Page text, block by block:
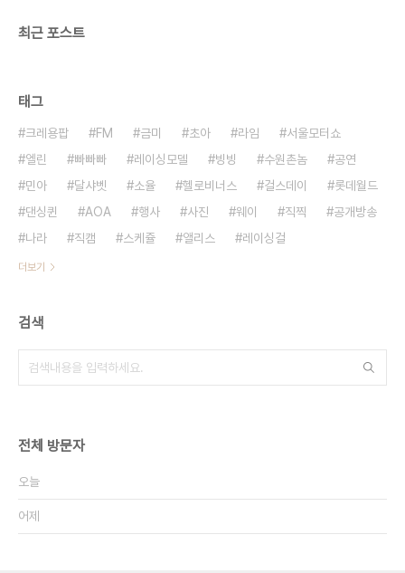
최근 포스트
태그
크레용팝 FM 금미 초아 라임
서울모터쇼
엘린
빠빠빠 레이싱모델 빙빙 수원촌놈
공연
민아
달샤벳 소율 헬로비너스 걸스데이
롯데월드
댄싱퀸
AOA 행사 사진 웨이 직찍
공개방송
나라
직캠 스케쥴 앨리스 레이싱걸
더보기
검색
전체 방문자
오늘
어제